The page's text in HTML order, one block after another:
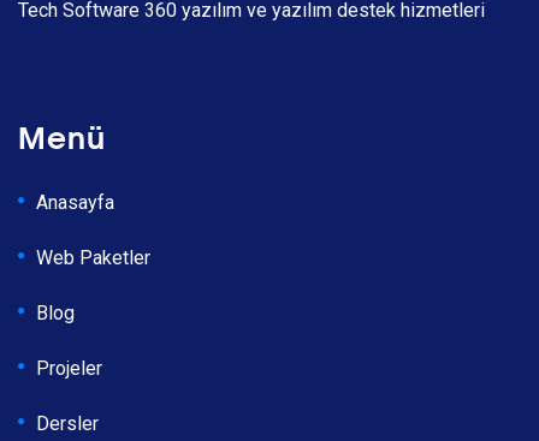
Tech Software 360 yazılım ve yazılım destek hizmetleri
Menü
Anasayfa
Web Paketler
Blog
Projeler
Dersler